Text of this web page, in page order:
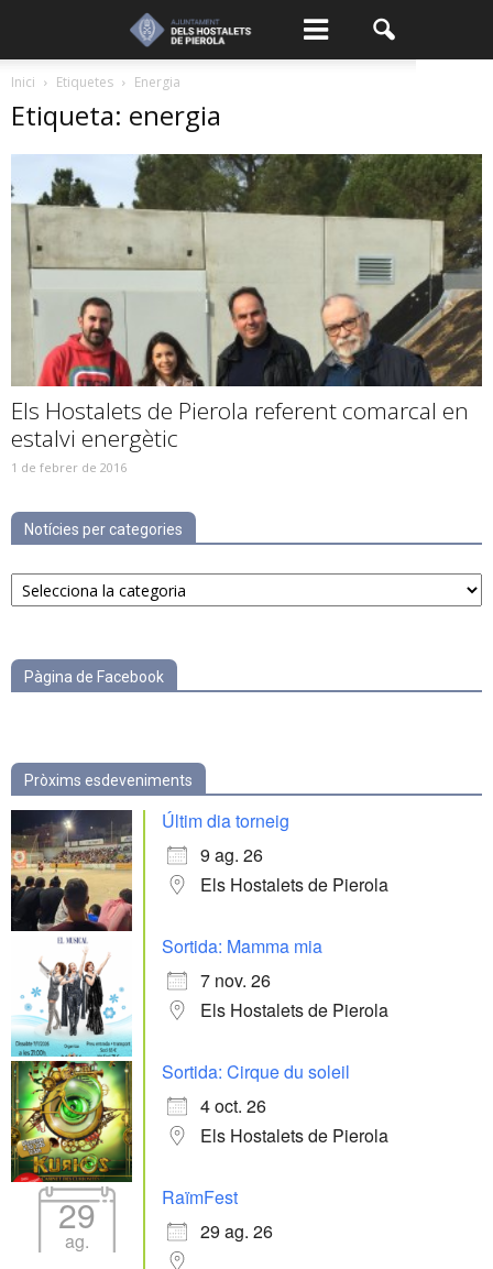
Inici Etiquetes Energia
Etiqueta: energia
Els Hostalets de Pierola referent comarcal en
estalvi energètic
1 de febrer de 2016
Notícies per categories
Notícies
per
Pàgina de Facebook
Pròxims esdeveniments
Últim dia torneig
9 ag. 26
Els Hostalets de Pierola
Sortida: Mamma mia
7 nov. 26
Els Hostalets de Pierola
Sortida: Cirque du soleil
4 oct. 26
Els Hostalets de Pierola
29
ag.
RaïmFest
29 ag. 26